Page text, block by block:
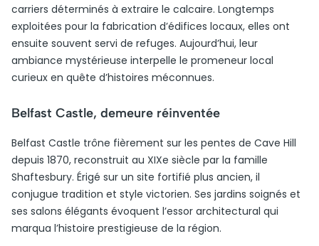
carriers déterminés à extraire le calcaire. Longtemps
exploitées pour la fabrication d’édifices locaux, elles ont
ensuite souvent servi de refuges. Aujourd’hui, leur
ambiance mystérieuse interpelle le promeneur local
curieux en quête d’histoires méconnues.
Belfast Castle, demeure réinventée
Belfast Castle trône fièrement sur les pentes de Cave Hill
depuis 1870, reconstruit au XIXe siècle par la famille
Shaftesbury. Érigé sur un site fortifié plus ancien, il
conjugue tradition et style victorien. Ses jardins soignés et
ses salons élégants évoquent l’essor architectural qui
marqua l’histoire prestigieuse de la région.